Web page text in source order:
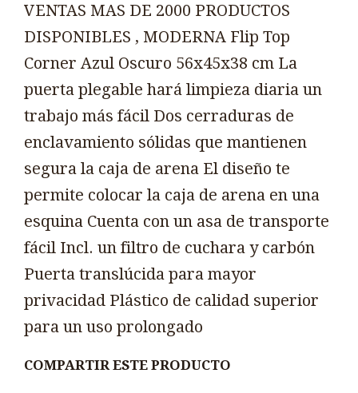
VENTAS MAS DE 2000 PRODUCTOS
DISPONIBLES , MODERNA Flip Top
Corner Azul Oscuro 56x45x38 cm La
puerta plegable hará limpieza diaria un
trabajo más fácil Dos cerraduras de
enclavamiento sólidas que mantienen
segura la caja de arena El diseño te
permite colocar la caja de arena en una
esquina Cuenta con un asa de transporte
fácil Incl. un filtro de cuchara y carbón
Puerta translúcida para mayor
privacidad Plástico de calidad superior
para un uso prolongado
COMPARTIR ESTE PRODUCTO